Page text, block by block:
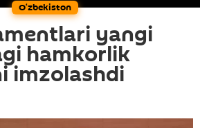
O‘zbekiston
yangi
hamkorlik
imzolashdi